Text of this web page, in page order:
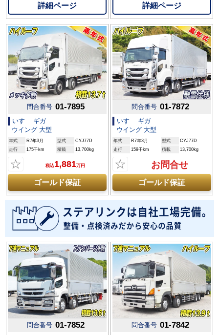
詳細ページ 詳細ページ
問合番号 01-7895
いすゞ ギガ
ウイング 大型
年式 R7年3月 型式
CYJ77D
走行
175千km 積載 13,700kg
☆ 税込1,881万円
ゴールド保証
問合番号 01-7872
いすゞ ギガ
ウイング 大型
年式 R7年3月 型式
CYJ77D
走行
159千km 積載 13,700kg
☆ お問合せ
ゴールド保証
問合番号 01-7852 問合番号 01-7842